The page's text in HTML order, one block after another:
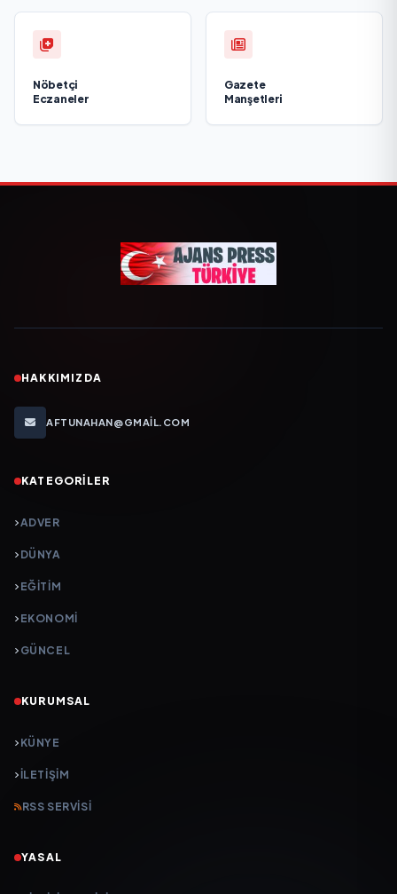
Nöbetçi
Eczaneler
Gazete
Manşetleri
HAKKIMIZDA
AFTUNAHAN@GMAIL.COM
KATEGORILER
ADVER
DÜNYA
EĞİTİM
EKONOMİ
GÜNCEL
KURUMSAL
KÜNYE
İLETIŞIM
RSS SERVISI
YASAL